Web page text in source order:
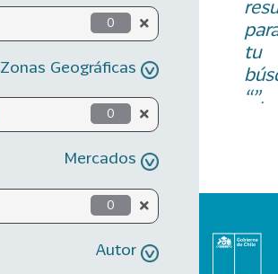
0
Zonas Geográficas
0
Mercados
0
Autor
tu
“”.